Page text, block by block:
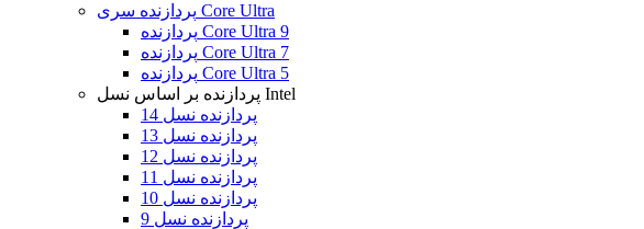
پردازنده سری Core Ultra
پردازنده Core Ultra 9
پردازنده Core Ultra 7
پردازنده Core Ultra 5
پردازنده بر اساس نسل Intel
پردازنده نسل 14
پردازنده نسل 13
پردازنده نسل 12
پردازنده نسل 11
پردازنده نسل 10
پردازنده نسل 9